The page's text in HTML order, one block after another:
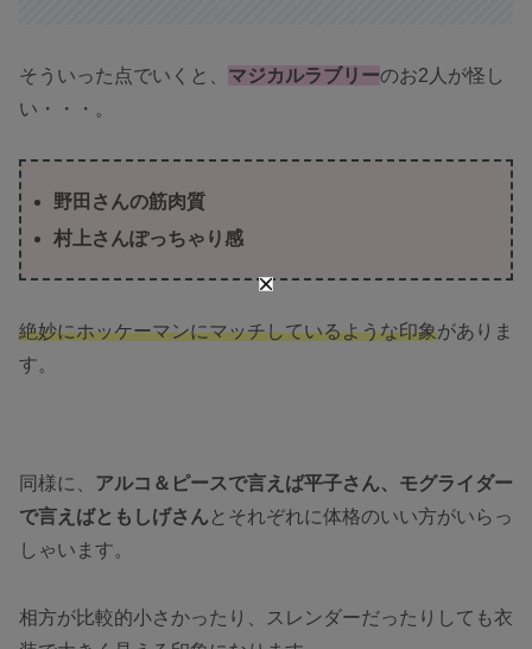
そういった点でいくと、 マジカルラブリーのお2人が怪し
い・・・。
野田さんの筋肉質
村上さんぽっちゃり感
絶妙にホッケーマンにマッチしているような印象がありま
す。
同様に、 アルコ＆ピースで言えば平子さん、 モグライダー
で言えばともしげさんとそれぞれに体格のいい方がいらっ
しゃいます。
相方が比較的小さかったり、スレンダーだったりしても衣